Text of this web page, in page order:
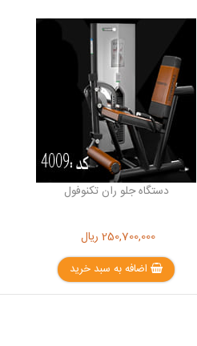
دستگاه جلو ران تکنوفول
250,700,000 ریال
اضافه به سبد خرید